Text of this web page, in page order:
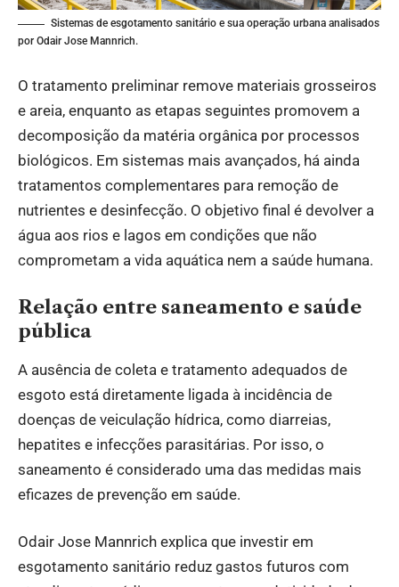
Sistemas de esgotamento sanitário e sua operação urbana analisados
por Odair Jose Mannrich.
O tratamento preliminar remove materiais grosseiros
e areia, enquanto as etapas seguintes promovem a
decomposição da matéria orgânica por processos
biológicos. Em sistemas mais avançados, há ainda
tratamentos complementares para remoção de
nutrientes e desinfecção. O objetivo final é devolver a
água aos rios e lagos em condições que não
comprometam a vida aquática nem a saúde humana.
Relação entre saneamento e saúde
pública
A ausência de coleta e tratamento adequados de
esgoto está diretamente ligada à incidência de
doenças de veiculação hídrica, como diarreias,
hepatites e infecções parasitárias. Por isso, o
saneamento é considerado uma das medidas mais
eficazes de prevenção em saúde.
Odair Jose Mannrich explica que investir em
esgotamento sanitário reduz gastos futuros com